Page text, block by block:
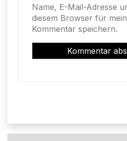
Name, E-Mail-Adresse
diesem Browser für
Kommentar speichern.